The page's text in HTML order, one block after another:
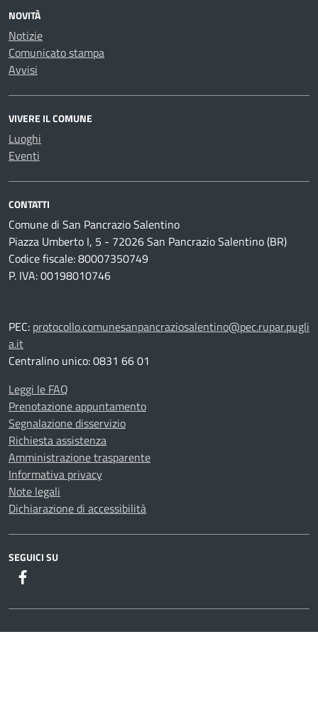
NOVITÀ
Notizie
Comunicato stampa
Avvisi
VIVERE IL COMUNE
Luoghi
Eventi
CONTATTI
Comune di San Pancrazio Salentino
Piazza Umberto I, 5 - 72026 San Pancrazio Salentino (BR)
Codice fiscale: 80007350749
P. IVA: 00198010746
PEC: protocollo.comunesanpancraziosalentino@pec.rupar.pugli
a.it
Centralino unico: 0831 66 01
Leggi le FAQ
Prenotazione appuntamento
Segnalazione disservizio
Richiesta assistenza
Amministrazione trasparente
Informativa privacy
Note legali
Dichiarazione di accessibilità
SEGUICI SU